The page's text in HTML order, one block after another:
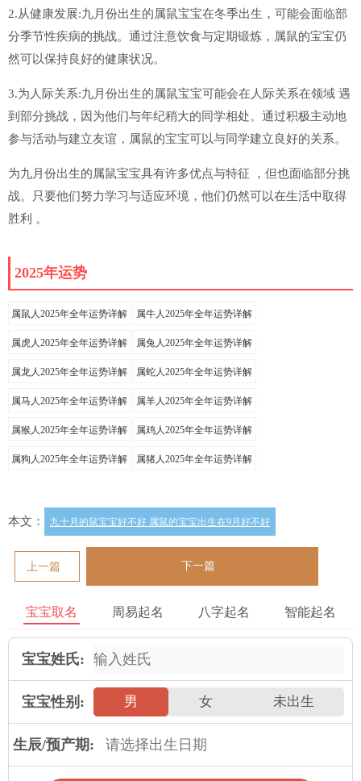
2.从健康发展:九月份出生的属鼠宝宝在冬季出生，可能会面临部
分季节性疾病的挑战。通过注意饮食与定期锻炼，属鼠的宝宝仍
然可以保持良好的健康状况。
3.为人际关系:九月份出生的属鼠宝宝可能会在人际关系在领域 遇
到部分挑战，因为他们与年纪稍大的同学相处。通过积极主动地
参与活动与建立友谊，属鼠的宝宝可以与同学建立良好的关系。
为九月份出生的属鼠宝宝具有许多优点与特征 ，但也面临部分挑
战。只要他们努力学习与适应环境，他们仍然可以在生活中取得
胜利 。
2025年运势
属鼠人2025年全年运势详解 属牛人2025年全年运势详解
属虎人2025年全年运势详解 属兔人2025年全年运势详解
属龙人2025年全年运势详解 属蛇人2025年全年运势详解
属马人2025年全年运势详解 属羊人2025年全年运势详解
属猴人2025年全年运势详解 属鸡人2025年全年运势详解
属狗人2025年全年运势详解 属猪人2025年全年运势详解
本文： 九十月的鼠宝宝好不好 属鼠的宝宝出生在9月好不好
上一篇 下一篇
宝宝取名 周易起名 八字起名 智能起名
宝宝姓氏:
宝宝性别: 男 女 未出生
生辰/预产期: